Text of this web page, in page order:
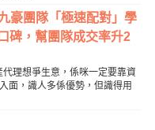
豪團隊「極速配對」學
碑，幫團隊成交率升2
理想爭生意，係咪一定要靠資
面，識人多係優勢，但識得用